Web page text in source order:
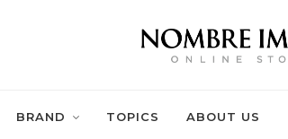
BRAND TOPICS ABOUT US